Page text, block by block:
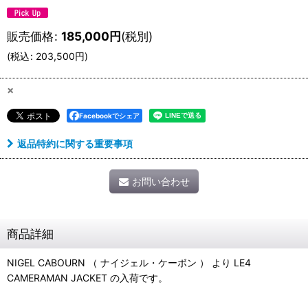
販売価格: 185,000円(税別)
(税込: 203,500円)
×
Facebookでシェア
返品特約に関する重要事項
お問い合わせ
商品詳細
NIGEL CABOURN （ ナイジェル・ケーボン ） より LE4
CAMERAMAN JACKET の入荷です。